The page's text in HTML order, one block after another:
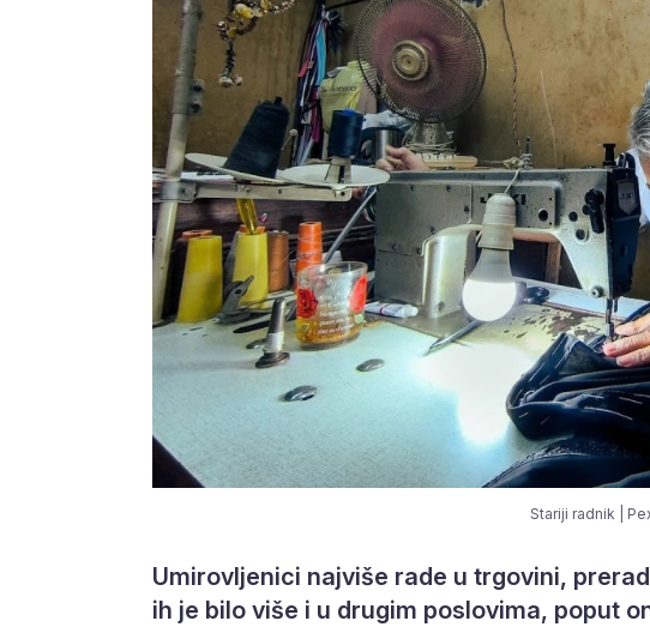
Stariji radnik |
Umirovljenici najviše rade u trgovini,
ih je bilo više i u drugim poslovima, poput